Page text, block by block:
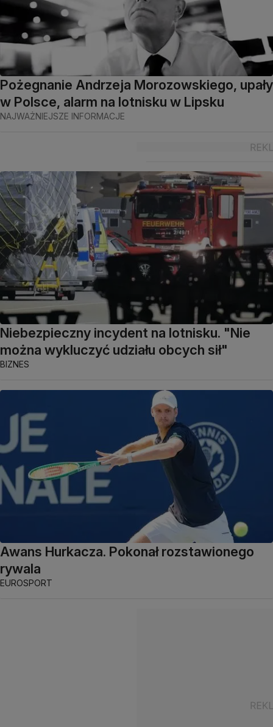
Pożegnanie Andrzeja Morozowskiego, upały
w Polsce, alarm na lotnisku w Lipsku
NAJWAŻNIEJSZE INFORMACJE
Niebezpieczny incydent na lotnisku. "Nie
można wykluczyć udziału obcych sił"
BIZNES
Awans Hurkacza. Pokonał rozstawionego
rywala
EUROSPORT